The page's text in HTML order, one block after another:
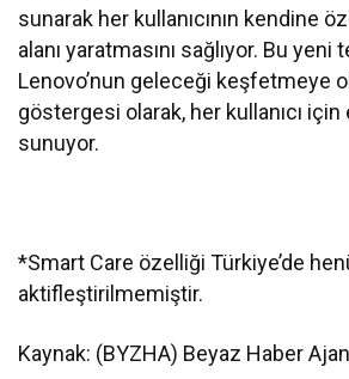
sunarak her kullanıcının kendine
alanı yaratmasını sağlıyor. Bu yeni
Lenovo’nun geleceği keşfetmeye
göstergesi olarak, her kullanıcı
sunuyor.
*Smart Care özelliği Türkiye’de
aktifleştirilmemiştir.
Kaynak: (BYZHA) Beyaz Haber